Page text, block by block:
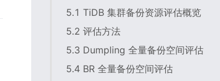
5.1 TiDB 集群备份资源评估概览
5.2 评估方法
5.3 Dumpling 全量备份空间评估
5.4 BR 全量备份空间评估